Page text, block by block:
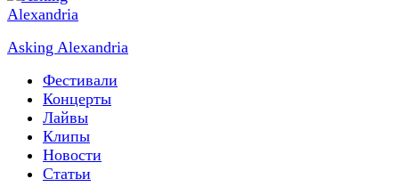
Asking Alexandria
Фестивали
Концерты
Лайвы
Клипы
Новости
Статьи